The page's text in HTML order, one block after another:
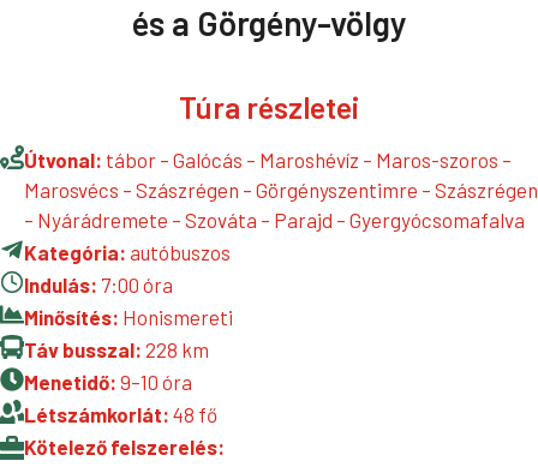
és a Görgény-völgy
Túra részletei
Útvonal: tábor – Galócás – Maroshévíz – Maros-szoros –
Marosvécs – Szászrégen – Görgényszentimre – Szászrégen
– Nyárádremete – Szováta – Parajd – Gyergyócsomafalva
Kategória: autóbuszos
Indulás: 7:00 óra
Minősítés: Honismereti
Táv busszal: 228 km
Menetidő: 9–10 óra
Létszámkorlát: 48 fő
Kötelező felszerelés: